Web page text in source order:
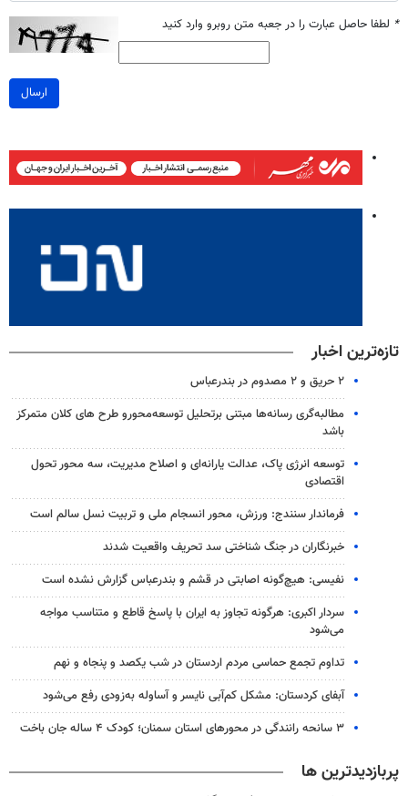
* لطفا حاصل عبارت را در جعبه متن روبرو وارد کنید
ارسال
تازه‌ترین اخبار
۲ حریق و ۲ مصدوم در بندرعباس
مطالبه‌گری رسانه‌ها مبتنی برتحلیل توسعه‌محورو طرح های کلان متمرکز
باشد
توسعه انرژی پاک، عدالت یارانه‌ای و اصلاح مدیریت، سه محور تحول
اقتصادی
فرماندار سنندج: ورزش، محور انسجام ملی و تربیت نسل سالم است
خبرنگاران در جنگ شناختی سد تحریف واقعیت شدند
نفیسی: هیچ‌گونه اصابتی در قشم و بندرعباس گزارش نشده است
سردار اکبری: هرگونه تجاوز به ایران با پاسخ قاطع و متناسب مواجه
می‌شود
تداوم تجمع حماسی مردم اردستان در شب یکصد و پنجاه و نهم
آبفای کردستان: مشکل کم‌آبی نایسر و آساوله به‌زودی رفع می‌شود
۳ سانحه رانندگی در محورهای استان سمنان؛ کودک ۴ ساله جان باخت
پربازدیدترین ها